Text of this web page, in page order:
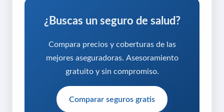
¿Buscas un seguro de salud?
Compara precios y coberturas de las
mejores aseguradoras. Asesoramiento
gratuito y sin compromiso.
Comparar seguros gratis